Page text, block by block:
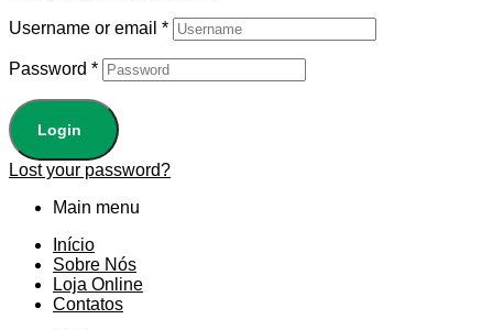
Username or email *
Password *
Login
Lost your password?
Main menu
Início
Sobre Nós
Loja Online
Contatos